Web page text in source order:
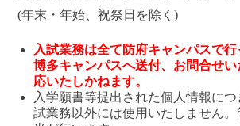
(年末・年始、祝祭日を除く)
入試業務は全て防府キャンパスで行
博多キャンパスへ送付、お問合せ
応いたしかねます。
入学願書等提出された個人情報につ
試業務以外には使用いたしません。